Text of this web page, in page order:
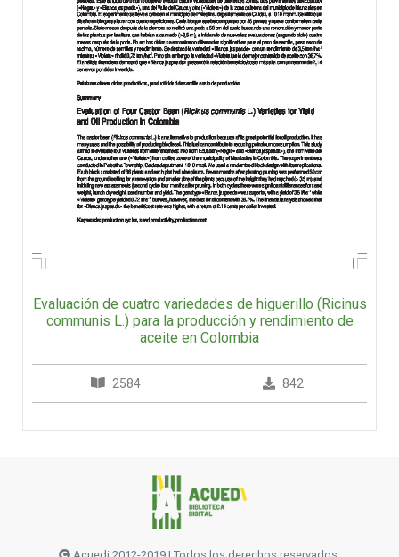
Evaluación de cuatro variedades de higuerillo (Ricinus
communis L.) para la producción y rendimiento de
aceite en Colombia
2584 842